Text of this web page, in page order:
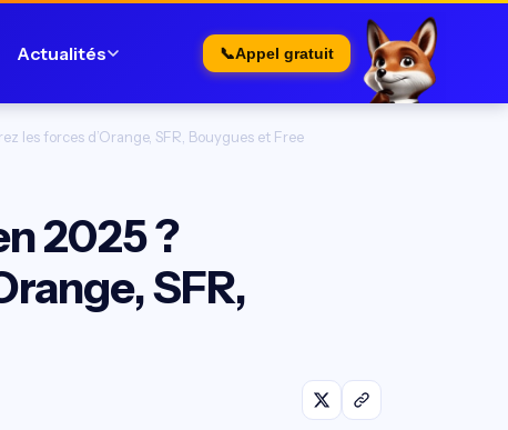
Actualités 📞Appel gratuit
les forces d’Orange, SFR, Bouygues et Free
2025 ?
SFR,